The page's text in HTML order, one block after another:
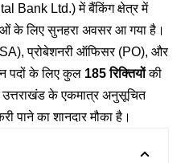
Bank Ltd.) में बैंकिंग क्षेत्र में
के लिए सुनहरा अवसर आ गया है।
प्रोबेशनरी ऑफिसर (PO), और
पदों के लिए कुल 185 रिक्तियोंकी
उत्तराखंड के एकमात्र अनुसूचित
पाने का शानदार मौका है।